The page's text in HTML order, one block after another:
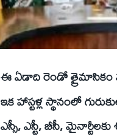
ఈ ఏడాది రెండో త్రైమాసికం
ఇక హాస్టళ్ల స్థానంలో
ఎస్సీ, ఎస్టీ, బీసీ, మైనార్టీలకు